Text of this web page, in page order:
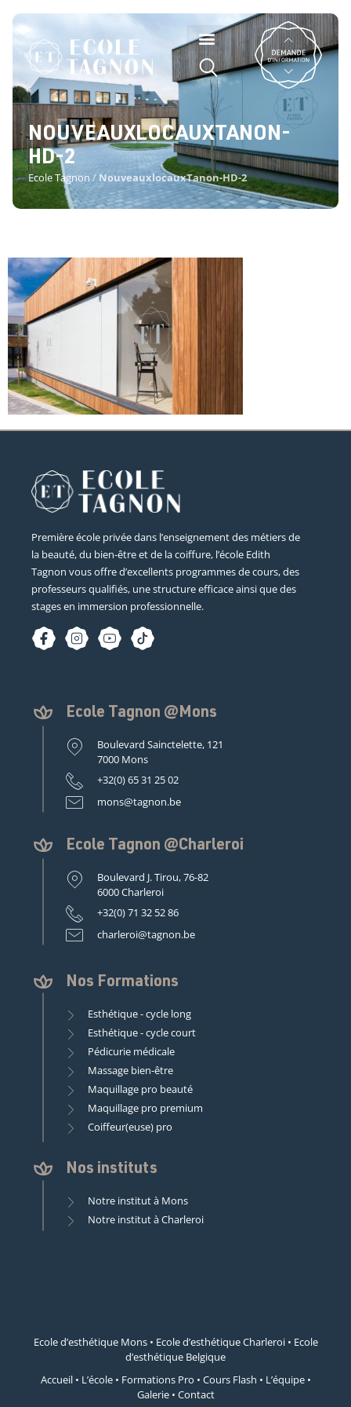
NOUVEAUXLOCAUXTANON-
HD-2
Ecole Tagnon / NouveauxlocauxTanon-HD-2
Première école privée dans l’enseignement des métiers de
la beauté, du bien-être et de la coiffure, l’école Edith
Tagnon vous offre d’excellents programmes de cours, des
professeurs qualifiés, une structure efficace ainsi que des
stages en immersion professionnelle.
Ecole Tagnon @Mons
Boulevard Sainctelette, 121
7000 Mons
+32(0) 65 31 25 02
mons@tagnon.be
Ecole Tagnon @Charleroi
Boulevard J. Tirou, 76-82
6000 Charleroi
+32(0) 71 32 52 86
charleroi@tagnon.be
Nos Formations
Esthétique - cycle long
Esthétique - cycle court
Pédicurie médicale
Massage bien-être
Maquillage pro beauté
Maquillage pro premium
Coiffeur(euse) pro
Nos instituts
Notre institut à Mons
Notre institut à Charleroi
Ecole d’esthétique Mons • Ecole d’esthétique Charleroi • Ecole
d’esthétique Belgique
Accueil • L’école • Formations Pro • Cours Flash • L’équipe •
Galerie • Contact